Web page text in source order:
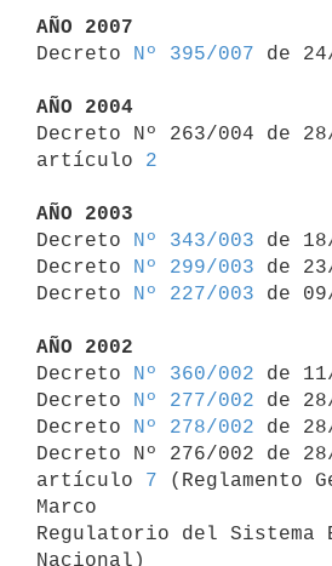
AÑO 2007
Decreto
Nº 395/007 de
AÑO 2004
Decreto Nº 263/004 de
artículo 2
AÑO 2003
Decreto
Nº 343/003 de
Decreto
Nº 299/003 de
Decreto
Nº 227/003 de
AÑO 2002
Decreto
Nº 360/002 de
Decreto
Nº 277/002 de
Decreto
Nº 278/002 de
Decreto Nº 276/002 de
artículo 7 (Reglamento
Marco
Regulatorio del Sistema
Nacional)